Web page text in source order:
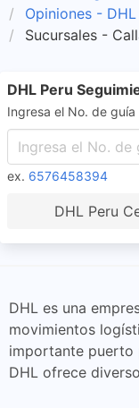
Opiniones - DHL
Sucursales -
DHL Peru
Ingresa el No. de
ex. 6576458394
DHL Peru
DHL es una
movimientos
importante puerto
DHL ofrece